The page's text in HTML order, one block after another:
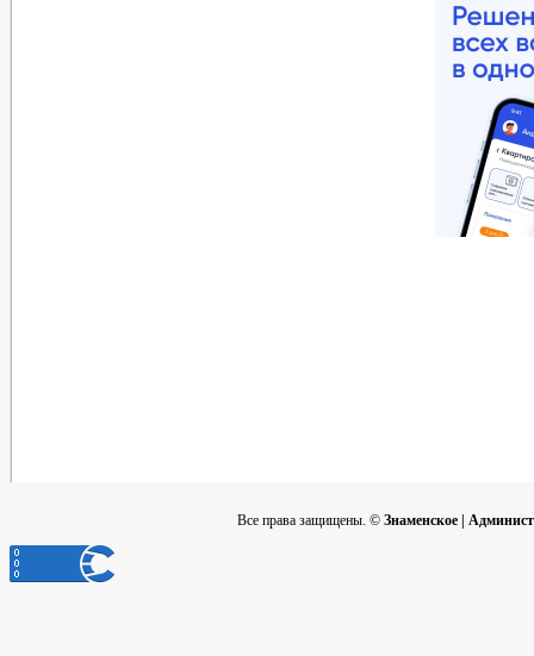
Все права защищены. © Знаменское |